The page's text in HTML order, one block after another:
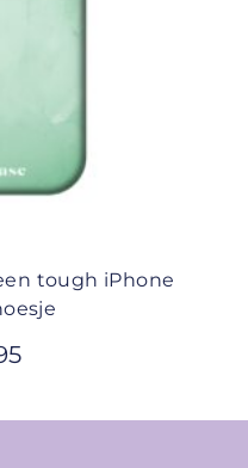
tough iPhone